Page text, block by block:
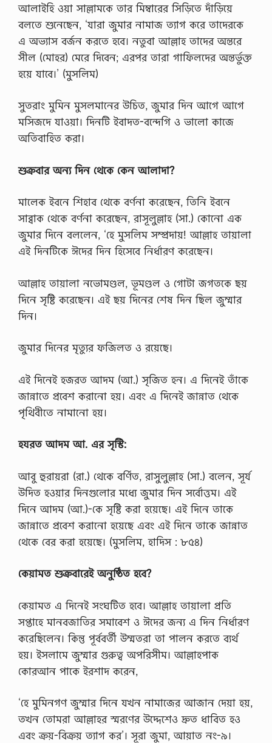
আলাইহি ওয়া সাল্লামকে তার মিম্বারের সিড়িতে দাঁড়িয়ে
বলতে শুনেছেন, ‘যারা জুমার নামাজ ত্যাগ করে তাদেরকে
এ অভ্যাস বর্জন করতে হবে। নতুবা আল্লাহ তাদের অন্তরে
সীল (মোহর) মেরে দিবেন; এরপর তারা গাফিলদের অন্তর্ভুক্ত
হয়ে যাবে।’ (মুসলিম)
সুতরাং মুমিন মুসলমানের উচিত, জুমার দিন আগে আগে
মসিজদে যাওয়া। দিনটি ইবাদত-বন্দেগি ও ভালো কাজে
অতিবাহিত করা।
শুক্রবারঅন্যদিন থেকে কেনআলাদা?
মালেক ইবনে শিহাব থেকে বর্ণনা করেছেন, তিনি ইবনে
সাব্বাক থেকে বর্ণনা করেছেন, রাসূলুল্লাহ (সা.) কোনো এক
জুমার দিনে বললেন, ‘হে মুসলিম সম্প্রদায়! আল্লাহ তায়ালা
এই দিনটিকে ঈদের দিন হিসেবে নির্ধারণ করেছেন।
আল্লাহ তায়ালা নভোমণ্ডল, ভূমণ্ডল ও গোটা জগতকে ছয়
দিনে সৃষ্টি করেছেন। এই ছয় দিনের শেষ দিন ছিল জুম্মার
দিন।
জুমার দিনের মৃত্যুর ফজিলত ও রয়েছে।
এই দিনেই হজরত আদম (আ.) সৃজিত হন। এ দিনেই তাঁকে
জান্নাতে প্রবেশ করানো হয়। এবং এ দিনেই জান্নাত থেকে
পৃথিবীতে নামানো হয়।
হযরতআদমআ. এরসৃস্টি:
আবু হুরায়রা (রা.) থেকে বর্ণিত, রাসুলুল্লাহ (সা.) বলেন, সূর্য
উদিত হওয়ার দিনগুলোর মধ্যে জুমার দিন সর্বোত্তম। এই
দিনে আদম (আ.)-কে সৃষ্টি করা হয়েছে। এই দিনে তাকে
জান্নাতে প্রবেশ করানো হয়েছে এবং এই দিনে তাকে জান্নাত
থেকে বের করা হয়েছে। (মুসলিম, হাদিস : ৮৫৪)
কেয়ামতশুক্রবারেইঅনুষ্ঠিতহবে?
কেয়ামত এ দিনেই সংঘটিত হবে। আল্লাহ তায়ালা প্রতি
সপ্তাহে মানবজাতির সমাবেশ ও ঈদের জন্য এ দিন নির্ধারণ
করেছিলেন। কিন্তু পূর্ববর্তী উম্মতরা তা পালন করতে ব্যর্থ
হয়। ইসলামে জুম্মার গুরুত্ব অপরিসীম। আল্লাহপাক
কোরআন পাকে ইরশাদ করেন,
‘হে মুমিনগণ জুম্মার দিনে যখন নামাজের আজান দেয়া হয়,
তখন তোমরা আল্লাহর স্মরণের উদ্দেশেও দ্রুত ধাবিত হও
এবং ক্রয়-বিক্রয় ত্যাগ কর’। সূরা জুমা, আয়াত নং-৯।